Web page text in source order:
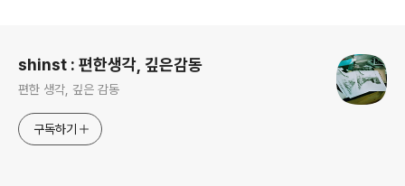
shinst : 편한생각, 깊은감동
편한 생각, 깊은 감동
구독하기